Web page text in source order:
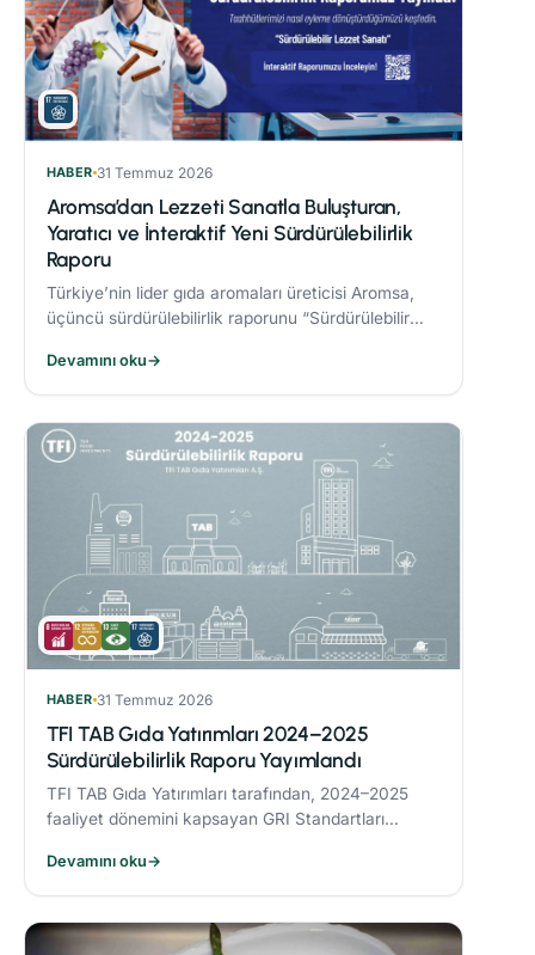
HABER 31 Temmuz 2026
Aromsa’dan Lezzeti Sanatla Buluşturan,
Yaratıcı ve İnteraktif Yeni Sürdürülebilirlik
Raporu
Türkiye’nin lider gıda aromaları üreticisi Aromsa,
üçüncü sürdürülebilirlik raporunu “Sürdürülebilir
Devamını oku→
HABER 31 Temmuz 2026
TFI TAB Gıda Yatırımları 2024–2025
Sürdürülebilirlik Raporu Yayımlandı
TFI TAB Gıda Yatırımları tarafından, 2024–2025
faaliyet dönemini kapsayan GRI Standartları
Devamını oku→